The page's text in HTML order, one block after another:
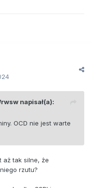
napisał(a):
OCD nie jest warte
aż tak silne, że
rzutu?